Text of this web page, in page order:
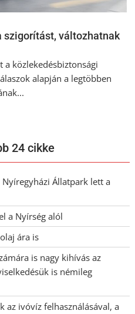
szigorítást, változhatnak
a közlekedésbiztonsági
alapján a legtöbben
24 cikke
Nyíregyházi Állatpark lett a
a Nyírség alól
ára is
is nagy kihívás az
is némileg
az ivóvíz felhasználásával, a